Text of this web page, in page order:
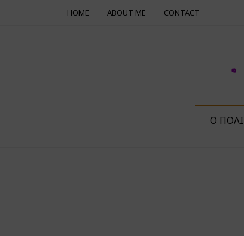
HOME ABOUT ME CONTACT
Ο